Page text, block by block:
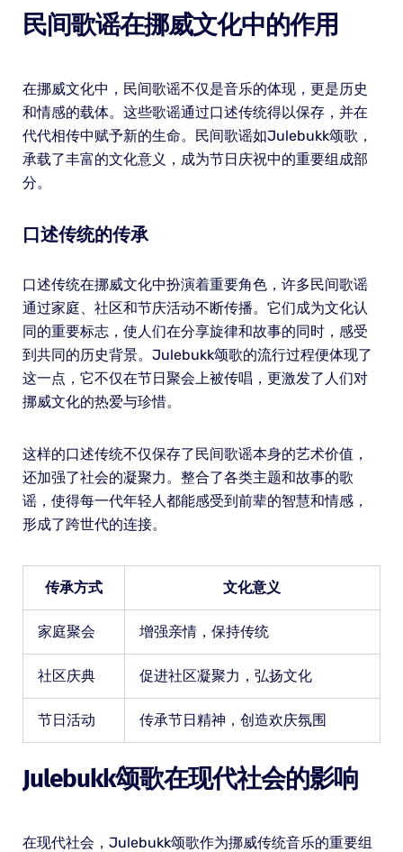
民间歌谣在挪威文化中的作用
在挪威文化中，民间歌谣不仅是音乐的体现，更是历史
和情感的载体。这些歌谣通过口述传统得以保存，并在
代代相传中赋予新的生命。民间歌谣如Julebukk颂歌，
承载了丰富的文化意义，成为节日庆祝中的重要组成部
分。
口述传统的传承
口述传统在挪威文化中扮演着重要角色，许多民间歌谣
通过家庭、社区和节庆活动不断传播。它们成为文化认
同的重要标志，使人们在分享旋律和故事的同时，感受
到共同的历史背景。Julebukk颂歌的流行过程便体现了
这一点，它不仅在节日聚会上被传唱，更激发了人们对
挪威文化的热爱与珍惜。
这样的口述传统不仅保存了民间歌谣本身的艺术价值，
还加强了社会的凝聚力。整合了各类主题和故事的歌
谣，使得每一代年轻人都能感受到前辈的智慧和情感，
形成了跨世代的连接。
传承方式 文化意义
家庭聚会 增强亲情，保持传统
社区庆典 促进社区凝聚力，弘扬文化
节日活动 传承节日精神，创造欢庆氛围
Julebukk颂歌在现代社会的影响
在现代社会，Julebukk颂歌作为挪威传统音乐的重要组